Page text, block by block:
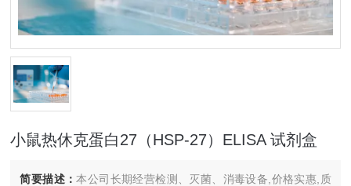
小鼠热休克蛋白27（HSP-27）ELISA 试剂盒
简要描述：本公司长期经营检测、灭菌、消毒设备,价格实惠,质